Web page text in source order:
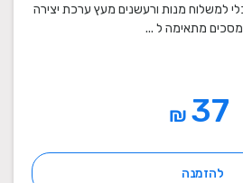
למשלוח מנות ורעשנים מעץ ערכת יצירה
מתאימה ל ...
₪
להזמנה